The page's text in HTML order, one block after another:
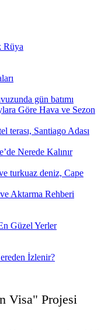
Rüya
Göre Hava ve Sezon
Nerede Kalınır
Aktarma Rehberi
Güzel Yerler
İzlenir?
Visa" Projesi